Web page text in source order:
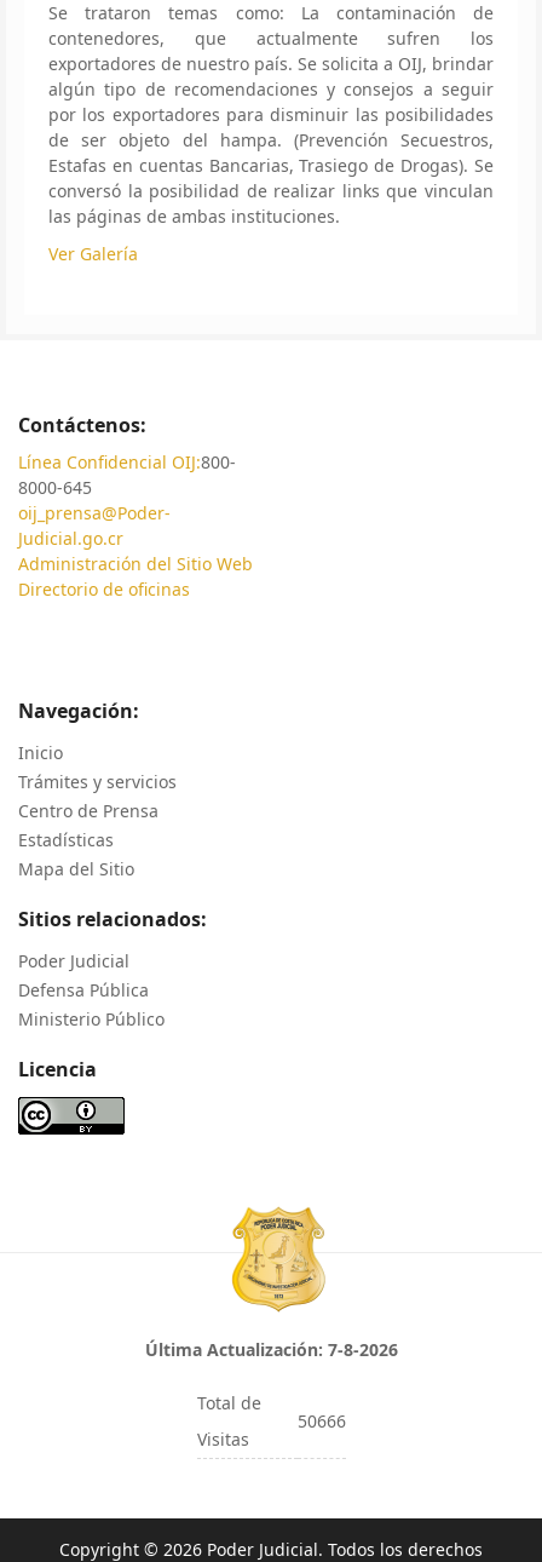
Se trataron temas como: La contaminación de
contenedores, que actualmente sufren los
exportadores de nuestro país. Se solicita a OIJ, brindar
algún tipo de recomendaciones y consejos a seguir
por los exportadores para disminuir las posibilidades
de ser objeto del hampa. (Prevención Secuestros,
Estafas en cuentas Bancarias, Trasiego de Drogas). Se
conversó la posibilidad de realizar links que vinculan
las páginas de ambas instituciones.
Ver Galería
Contáctenos:
Línea Confidencial OIJ:800-
8000-645
oij_prensa@Poder-
Judicial.go.cr
Administración del Sitio Web
Directorio de oficinas
Navegación:
Inicio
Trámites y servicios
Centro de Prensa
Estadísticas
Mapa del Sitio
Sitios relacionados:
Poder Judicial
Defensa Pública
Ministerio Público
Licencia
Última Actualización: 7-8-2026
Total de
Visitas
50666
Copyright © 2026 Poder Judicial. Todos los derechos